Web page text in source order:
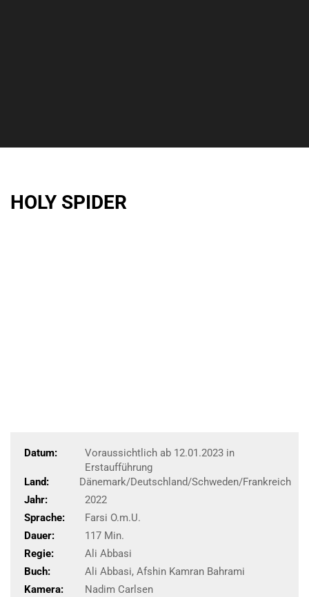
HOLY SPIDER
Datum:
Voraussichtlich ab 12.01.2023 in
Erstaufführung
Land:
Dänemark/Deutschland/Schweden/Frankreich
Jahr:
2022
Sprache:
Farsi O.m.U.
Dauer:
117 Min.
Regie:
Ali Abbasi
Buch:
Ali Abbasi, Afshin Kamran Bahrami
Kamera:
Nadim Carlsen